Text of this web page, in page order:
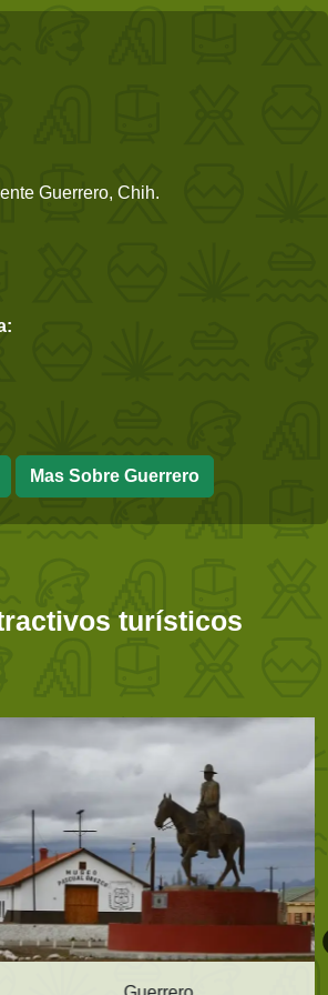
Guerrero, Chih.
Mas Sobre Guerrero
turísticos